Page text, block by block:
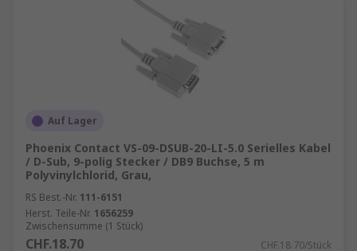
Auf Lager
Phoenix Contact VS-09-DSUB-20-LI-5.0 Serielles Kabel
/ D-Sub, 9-polig Stecker / DB9 Buchse, 5 m
Polyvinylchlorid, Grau,
RS Best.-Nr. 111-6151
Herst. Teile-Nr. 1656259
Zwischensumme (1 Stück)
CHF.18.70 CHF.18.70/Stück